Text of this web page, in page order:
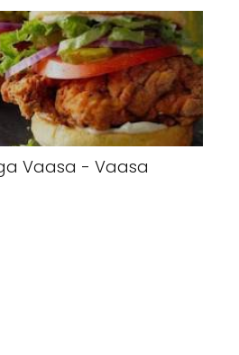
Vaasa - Vaasa